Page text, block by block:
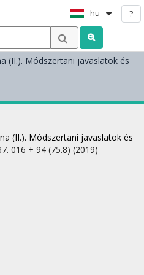
hu ?
(II.). Módszertani javaslatok és
(II.). Módszertani javaslatok és
016 + 94 (75.8) (2019)